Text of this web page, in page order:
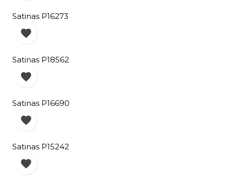
Satinas P16273

Satinas P18562

Satinas P16690

Satinas P15242
